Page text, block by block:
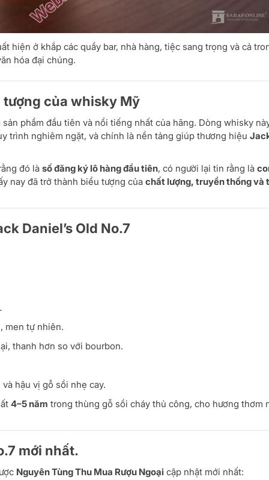
hiện ở khắp các quầy bar, nhà hàng, tiệc sang trọng và cả
hóa đại chúng.
tượng của whisky Mỹ
sản phẩm đầu tiên và nổi tiếng nhất của hãng. Dòng whisky
trình nghiêm ngặt, và chính là nền tảng giúp thương hiệu
đó là số đăng ký lô hàng đầu tiên, có người lại tin rằng là
nay đã trở thành biểu tượng của chất lượng, truyền thống và
Daniel’s Old No.7
men tự nhiên.
thanh hơn so với bourbon.
hậu vị gỗ sồi nhẹ cay.
4–5 năm trong thùng gỗ sồi cháy thủ công, cho hương thơm
mới nhất.
Nguyên Tùng Thu Mua Rượu Ngoại cập nhật mới nhất: